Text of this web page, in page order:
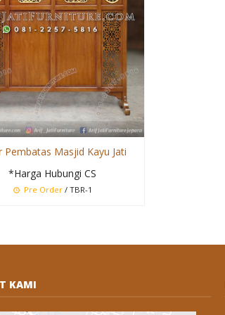
Pembatas Masjid Kayu Jati
*Harga Hubungi CS
Pre Order/ TBR-1
KAMI